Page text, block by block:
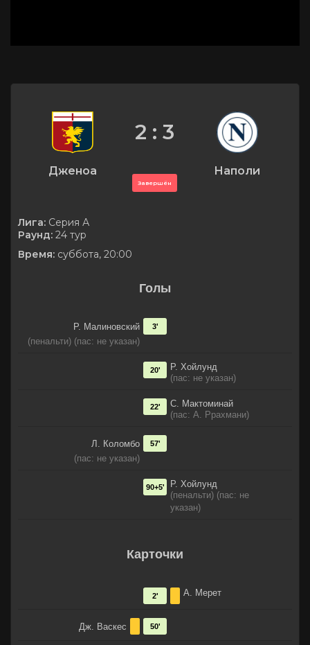
Дженоа
2 : 3
Завершён
Наполи
Лига: Серия А
Раунд: 24 тур
Время: суббота, 20:00
Голы
Р. Малиновский
(пенальти) (пас: не указан)
3'
Р. Хойлунд
(пас: не указан)
20'
С. Мактоминай
(пас: А. Ррахмани)
22'
Л. Коломбо
(пас: не указан)
57'
Р. Хойлунд
(пенальти) (пас: не
указан)
90+5'
Карточки
А. Мерет
2'
Дж. Васкес 50'